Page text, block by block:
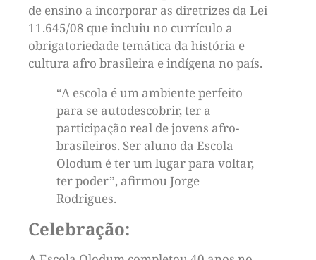
de ensino a incorporar as diretrizes da Lei
11.645/08 que incluiu no currículo a
obrigatoriedade temática da história e
cultura afro brasileira e indígena no país.
“A escola é um ambiente perfeito
para se autodescobrir, ter a
participação real de jovens afro-
brasileiros. Ser aluno da Escola
Olodum é ter um lugar para voltar,
ter poder”, afirmou Jorge
Rodrigues.
Celebração: